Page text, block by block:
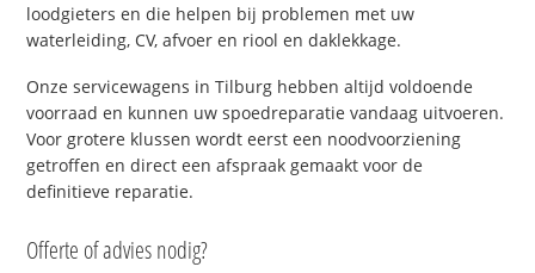
loodgieters en die helpen bij problemen met uw
waterleiding, CV, afvoer en riool en daklekkage.
Onze servicewagens in Tilburg hebben altijd voldoende
voorraad en kunnen uw spoedreparatie vandaag uitvoeren.
Voor grotere klussen wordt eerst een noodvoorziening
getroffen en direct een afspraak gemaakt voor de
definitieve reparatie.
Offerte of advies nodig?